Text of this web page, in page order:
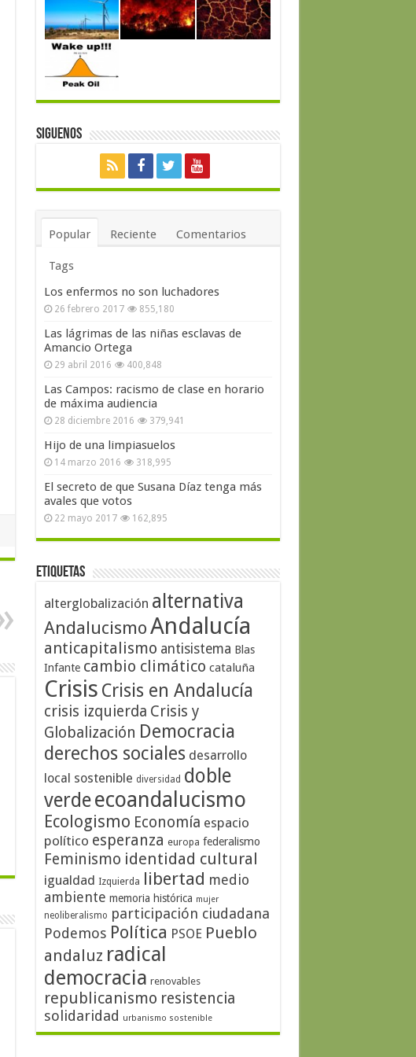
Siguenos
Popular Reciente Comentarios
Tags
Los enfermos no son luchadores
26 febrero 2017 855,180
Las lágrimas de las niñas esclavas de
Amancio Ortega
29 abril 2016 400,848
Las Campos: racismo de clase en horario
de máxima audiencia
28 diciembre 2016 379,941
Hijo de una limpiasuelos
14 marzo 2016 318,995
El secreto de que Susana Díaz tenga más
avales que votos
22 mayo 2017 162,895
Etiquetas
alterglobalización alternativa
AndalucismoAndalucía
anticapitalismo antisistema Blas
Infante cambio climático cataluña
Crisis Crisis en Andalucía
crisis izquierda Crisis y
Globalización Democracia
derechos sociales desarrollo
local sostenible diversidad doble
verdeecoandalucismo
Ecologismo Economía espacio
político esperanza europa federalismo
Feminismo identidad cultural
igualdad Izquierda libertad medio
ambiente memoria histórica mujer
neoliberalismo participación ciudadana
Podemos Política PSOE Pueblo
andaluz radical
democracia renovables
republicanismo resistencia
solidaridad urbanismo sostenible